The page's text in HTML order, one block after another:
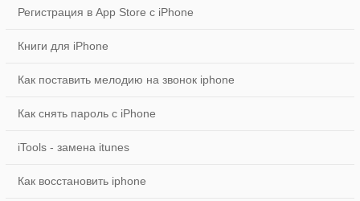
Регистрация в App Store с iPhone
Книги для iPhone
Как поставить мелодию на звонок iphone
Как снять пароль с iPhone
iTools - замена itunes
Как восстановить iphone